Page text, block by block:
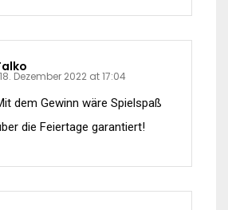
18. Dezember 2022 at 17:04
dem Gewinn wäre Spielspaß
die Feiertage garantiert!